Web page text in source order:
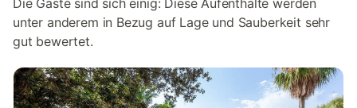
Die Gäste sind sich einig: Diese Aufenthalte werden
unter anderem in Bezug auf Lage und Sauberkeit sehr
gut bewertet.